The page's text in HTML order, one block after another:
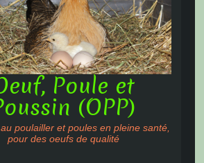
Poule et
(OPP)
poulailler et poules en pleine santé,
pour des oeufs de qualité